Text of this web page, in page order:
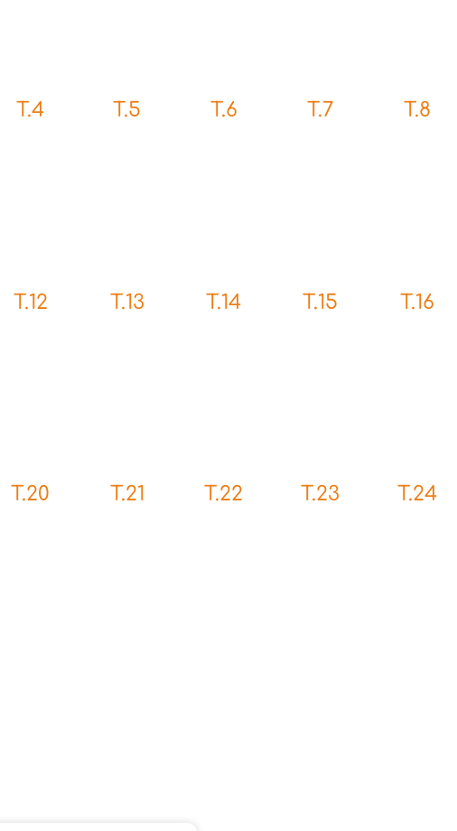
T.4 T.5 T.6 T.7 T.8
T.12 T.13 T.14 T.15 T.16
T.20 T.21 T.22 T.23 T.24